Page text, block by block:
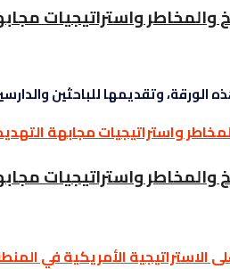
والمخاطر واستراتيجيات
الورقة، وتقديمها للباحثين
والمخاطر واستراتيجيات